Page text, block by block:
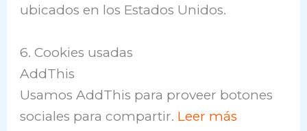
ubicados en los Estados Unidos.
6. Cookies usadas
AddThis
Usamos AddThis para proveer botones
sociales para compartir. Leer más